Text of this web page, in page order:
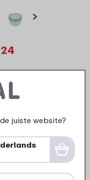
24
juiste website?